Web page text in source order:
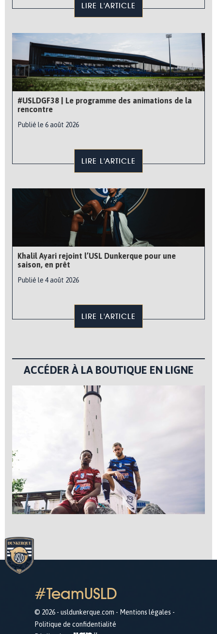
LIRE L'ARTICLE
#USLDGF38 | Le programme des animations de la
rencontre
Publié le 6 août 2026
LIRE L'ARTICLE
Khalil Ayari rejoint l’USL Dunkerque pour une
saison, en prêt
Publié le 4 août 2026
LIRE L'ARTICLE
ACCÉDER À LA BOUTIQUE EN LIGNE
#TeamUSLD
© 2026 - usldunkerque.com - Mentions légales -
Politique de confidentialité